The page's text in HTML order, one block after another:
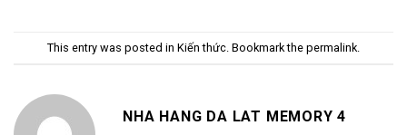
This entry was posted in Kiến thức . Bookmark the permalink
NHA HANG DA LAT MEMORY 4